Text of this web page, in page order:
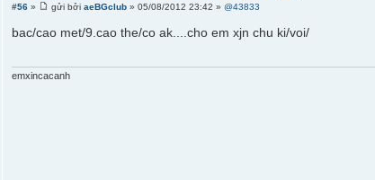
#56 » gửi bởiaeBGclub » 05/08/2012 23:42 »@43833
bac/cao met/9.cao the/co ak....cho em xjn chu ki/voi/
emxincacanh